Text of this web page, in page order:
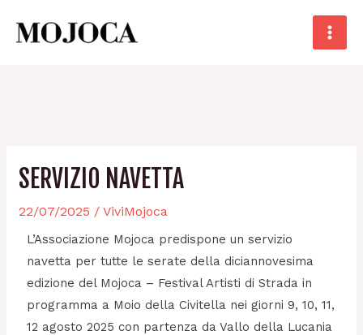
Main
SERVIZIO NAVETTA
22/07/2025 /ViviMojoca
L’Associazione Mojoca predispone un servizio
navetta per tutte le serate della diciannovesima
edizione del Mojoca – Festival Artisti di Strada in
programma a Moio della Civitella nei giorni 9, 10, 11,
12 agosto 2025 con partenza da Vallo della Lucania
navigation